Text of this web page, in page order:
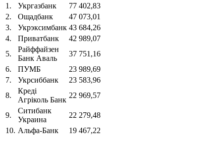
1.
Укргазбанк
77 402,83
2.
Ощадбанк
47 073,01
3.
Укрэксимбанк 43 684,26
4.
Приватбанк
42 989,07
5.
Райффайзен
Банк Аваль
37 751,16
6.
ПУМБ
23 989,69
7.
Укрсиббанк
23 583,96
8.
Креді
Агріколь Банк
22 969,57
9.
Ситибанк
Украина
22 279,48
10. Альфа-Банк 19 467,22